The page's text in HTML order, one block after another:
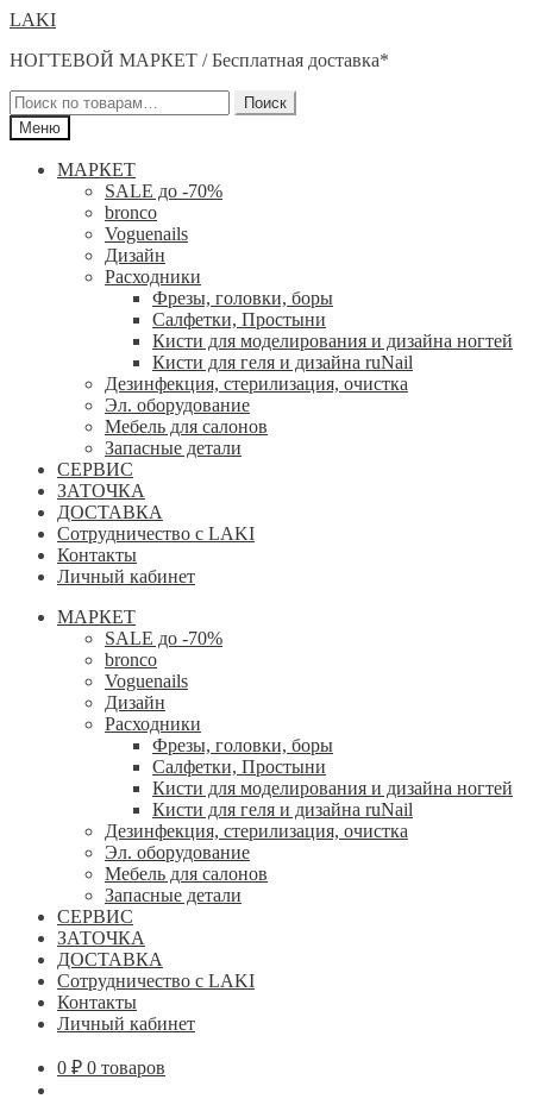
Перейти
навигации
Перейти
содержимому
LAKI
НОГТЕВОЙ МАРКЕТ / Бесплатная доставка*
Искать:
Поиск
Меню
МАРКЕТ
SALE до -70%
bronco
Voguenails
Дизайн
Расходники
Фрезы, головки, боры
Салфетки, Простыни
Кисти для моделирования и дизайна ногтей
Кисти для геля и дизайна ruNail
Дезинфекция, стерилизация, очистка
Эл. оборудование
Мебель для салонов
Запасные детали
СЕРВИС
ЗАТОЧКА
ДОСТАВКА
Сотрудничество с LAKI
Контакты
Личный кабинет
МАРКЕТ
SALE до -70%
bronco
Voguenails
Дизайн
Расходники
Фрезы, головки, боры
Салфетки, Простыни
Кисти для моделирования и дизайна ногтей
Кисти для геля и дизайна ruNail
Дезинфекция, стерилизация, очистка
Эл. оборудование
Мебель для салонов
Запасные детали
СЕРВИС
ЗАТОЧКА
ДОСТАВКА
Сотрудничество с LAKI
Контакты
Личный кабинет
0 ₽ 0 товаров